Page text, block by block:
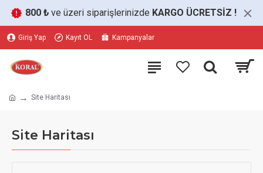
800 ₺ve üzeri siparişlerinizde KARGO ÜCRETSİZ !
Giriş Yap Kayıt OL Kampanyalar
Site Haritası
Site Haritası